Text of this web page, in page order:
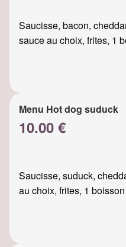
Saucisse, bacon,
sauce au choix, frites, 1
Menu Hot dog suduck
10.00 €
Saucisse, suduck,
au choix, frites, 1